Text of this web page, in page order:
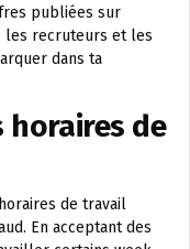
publiées sur
les recruteurs et les
dans ta
horaires de
de travail
En acceptant des